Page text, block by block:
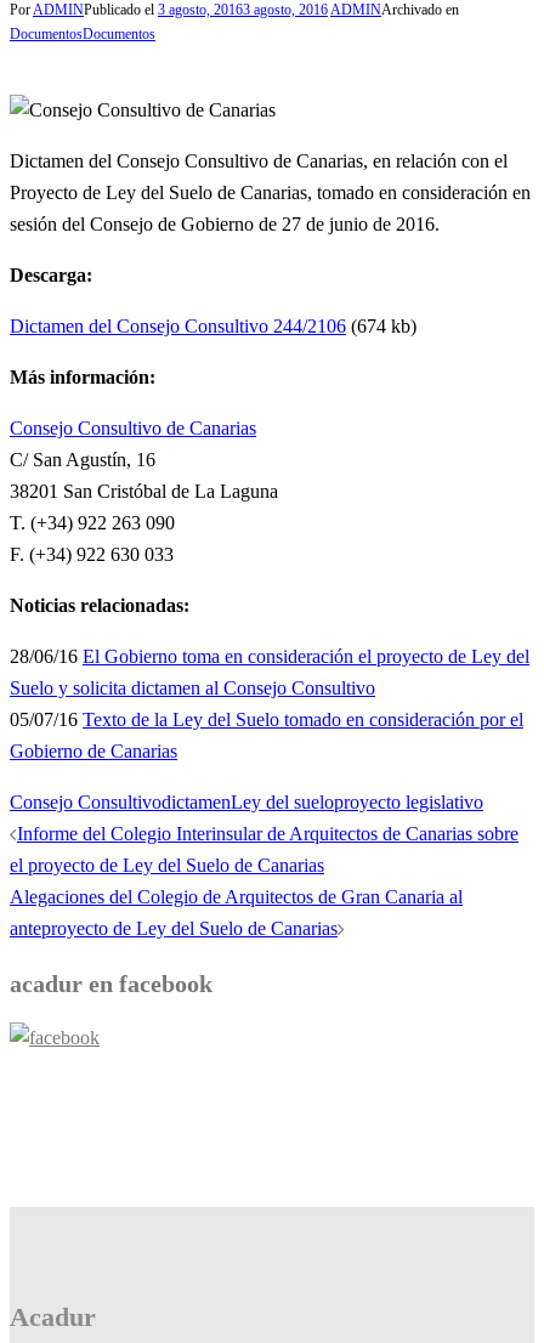
PorADMINPublicado el 3 agosto, 20163 agosto, 2016ADMINArchivado en
DocumentosDocumentos
Dictamen del Consejo Consultivo de Canarias, en relación con el
Proyecto de Ley del Suelo de Canarias, tomado en consideración en
sesión del Consejo de Gobierno de 27 de junio de 2016.
Descarga:
Dictamen del Consejo Consultivo 244/2106 (674 kb)
Más información:
Consejo Consultivo de Canarias
C/ San Agustín, 16
38201 San Cristóbal de La Laguna
T. (+34) 922 263 090
F. (+34) 922 630 033
Noticias relacionadas:
28/06/16 El Gobierno toma en consideración el proyecto de Ley del
Suelo y solicita dictamen al Consejo Consultivo
05/07/16 Texto de la Ley del Suelo tomado en consideración por el
Gobierno de Canarias
Consejo ConsultivodictamenLey del sueloproyecto legislativo
Navegación
de
entradas
Informe del Colegio Interinsular de Arquitectos de Canarias sobre
el proyecto de Ley del Suelo de Canarias
Alegaciones del Colegio de Arquitectos de Gran Canaria al
anteproyecto de Ley del Suelo de Canarias
acadur en facebook
Acadur